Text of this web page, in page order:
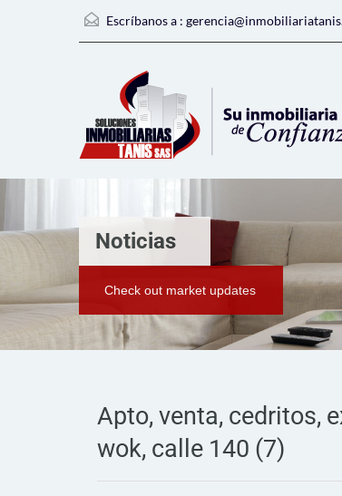
Escríbanos a :
Noticias
Check out market updates
Apto, venta, cedritos,
wok, calle 140 (7)